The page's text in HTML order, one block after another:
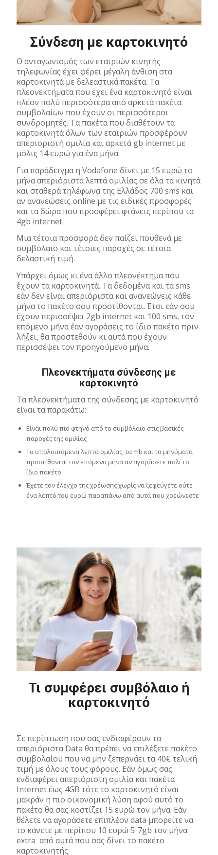
Σύνδεση με καρτοκινητό
Ο ανταγωνισμός των εταιριών κινητής
τηλεφωνίας έχει φέρει μέγαλη άνθιση στα
καρτοκινητά με δελεαστικά πακέτα. Τα
πλεονεκτήματα που έχει ένα καρτοκινητό είναι
πλέον πολύ περισσότερα από αρκετά πακέτα
συμβολαίων που έχουν οι περισσότεροι
συνδρομητές. Τα πακέτα που διαθέτουν τα
καρτοκινητά όλων των εταιριών προσφέρουν
απεριοριστή ομιλία και αρκετά gb internet με
μόλις 14 ευρώ για ένα μήνα.
Για παράδειγμα η Vodafone δίνει με 15 ευρώ το
μήνα απεριόριστα λεπτά ομιλίας σε όλα τα κινητά
και σταθερά τηλέφωνα της Ελλάδος 700 sms και
αν ανανεώσεις online με τις ειδικές προσφορές
και τα δώρα που προσφέρει φτάνεις περίπου τα
4gb internet.
Μια τέτοια προσφορά δεν παίζει πουθενά με
συμβόλαιο και τέτοιες παροχές σε τέτοια
δελαστική τιμή.
Υπάρχει όμως κι ένα άλλο πλεονέκτημα που
έχουν τα καρτοκινητά. Τα δεδομένα και τα sms
εάν δεν είναι απεριόριστα και ανανεώνεις κάθε
μήνα το πακέτο σου προστίθονται. Έτσι εάν σου
έχουν περισσέψει 2gb internet και 100 sms, τον
επόμενο μήνα έαν αγοράσεις το ίδιο πακέτο πριν
λήξει, θα προστεθούν κι αυτά που έχουν
περισσέψει τον προηγούμενο μήνα.
Πλεονεκτήματα σύνδεσης με
καρτοκινητό
Τα πλεονεκτήματα της σύνδεσης με καρτοκινητό
είναι τα παρακάτω:
Είναι πολύ πιο φτηνό από το συμβόλαιο στις βασικές
παροχές της ομιλίας
Τα υπολοιπόμενα λεπτά ομιλίας, τα mb και τα μηνύματα
προστίθονται τον επόμενο μήνα αν αγοράσετε πάλι το
ίδιο πακέτο
Έχετε τον έλεγχο της χρέωσης χωρίς να ξεφεύγετε ούτε
ένα λεπτό του ευρώ παραπάνω από αυτά που χρεώνεστε
Τι συμφέρει συμβόλαιο ή
καρτοκινητό
Σε περίπτωση που σας ενδιαφέρουν τα
απεριόριστα Data θα πρέπει να επιλέξετε πακέτο
συμβολαίου που να μην ξεπερνάει τα 40€ τελική
τιμή με όλους τους φόρους. Εάν όμως σας
ενδιαφέρει απεριόριστη ομιλία και πακέτα
Internet έως 4GB τότε το καρτοκινητό είναι
μακράν η πιο οικονομική λύση αφού αυτό το
πακέτο θα σας κοστίζει 15 ευρώ τον μήνα. Εάν
θέλετε να αγοράσετε επιπλέον data μπορείτε να
το κάνετε με περίπου 10 ευρώ 5-7gb τον μήνα
extra από αυτά που σας δίνει το πακέτο
καρτοκινητής.